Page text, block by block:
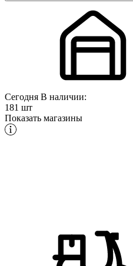
Сегодня В наличии:
181 шт
Показать магазины